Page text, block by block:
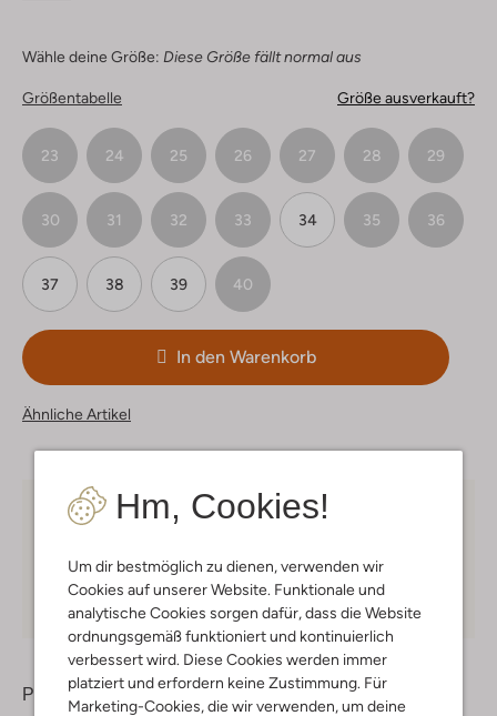
Hm, Cookies!
Um dir bestmöglich zu dienen, verwenden wir
Cookies auf unserer Website. Funktionale und
analytische Cookies sorgen dafür, dass die Website
ordnungsgemäß funktioniert und kontinuierlich
verbessert wird. Diese Cookies werden immer
platziert und erfordern keine Zustimmung. Für
Marketing-Cookies, die wir verwenden, um deine
Wähle deine Größe: Diese Größe fällt normal aus
Größentabelle Größe ausverkauft?
23 24 25 26 27 28 29
30 31 32 33 34 35 36
37 38 39 40
In den Warenkorb
Ähnliche Artikel
Kostenloser Versandab € 75 für Club-Omoda
Kauf auf Rechnung 30 TagenRückgaberecht
Produktinformation